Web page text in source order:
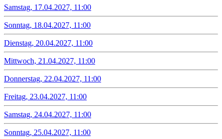
Samstag, 17.04.2027, 11:00
Sonntag, 18.04.2027, 11:00
Dienstag, 20.04.2027, 11:00
Mittwoch, 21.04.2027, 11:00
Donnerstag, 22.04.2027, 11:00
Freitag, 23.04.2027, 11:00
Samstag, 24.04.2027, 11:00
Sonntag, 25.04.2027, 11:00